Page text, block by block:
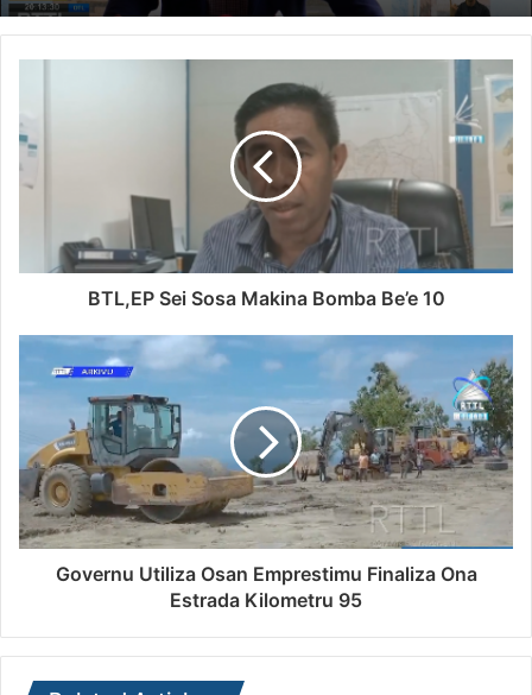
BTL,EP Sei Sosa Makina Bomba Be’e 10
Governu Utiliza Osan Emprestimu Finaliza Ona
Estrada Kilometru 95